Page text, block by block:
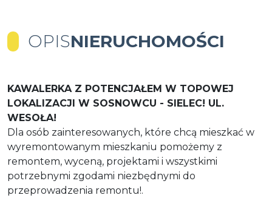
OPISNIERUCHOMOŚCI
KAWALERKA Z POTENCJAŁEM W TOPOWEJ
LOKALIZACJI W SOSNOWCU - SIELEC! UL.
WESOŁA!
Dla osób zainteresowanych, które chcą mieszkać w
wyremontowanym mieszkaniu pomożemy z
remontem, wyceną, projektami i wszystkimi
potrzebnymi zgodami niezbędnymi do
przeprowadzenia remontu!.